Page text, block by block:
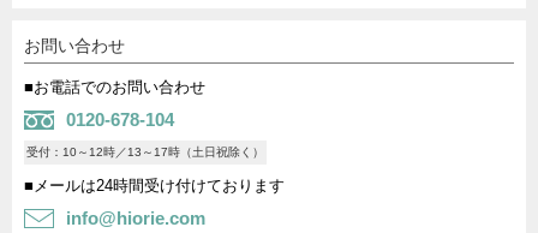
お問い合わせ
■お電話でのお問い合わせ
0120-678-104
受付：10～12時／13～17時（土日祝除く）
■メールは24時間受け付けております
info@hiorie.com